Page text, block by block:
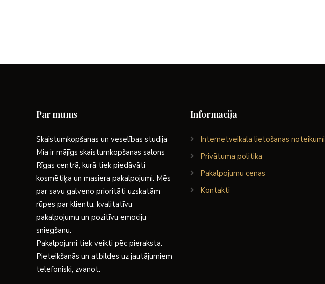
Par mums
Skaistumkopšanas un veselības studija
Mia ir mājīgs skaistumkopšanas salons
Rīgas centrā, kurā tiek piedāvāti
kosmētiķa un masiera pakalpojumi. Mēs
par savu galveno prioritāti uzskatām
rūpes par klientu, kvalitatīvu
pakalpojumu un pozitīvu emociju
sniegšanu.
Pakalpojumi tiek veikti pēc pieraksta.
Pieteikšanās un atbildes uz jautājumiem
telefoniski, zvanot.
Informācija
Internetveikala lietošanas noteikumi
Privātuma politika
Pakalpojumu cenas
Kontakti